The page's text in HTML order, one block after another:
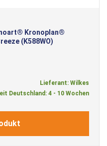
Kronoplan®
(K588WO)
Lieferant: Wilkes
Deutschland: 4 - 10 Wochen